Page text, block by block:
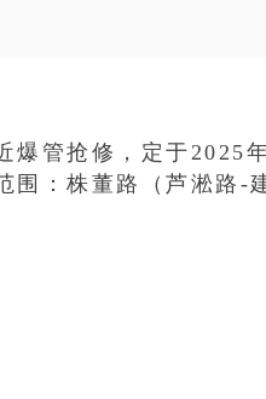
爆管抢修，定于2025
围：株董路（芦淞路-